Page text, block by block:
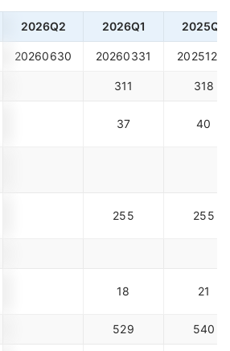
2026Q2 2026Q1 2025Q4
20260630 20260331 20251231
311 318
37 40
255 255
18 21
529 540